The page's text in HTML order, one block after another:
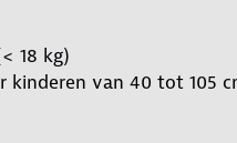
18 kg)
kinderen van 40 tot 105